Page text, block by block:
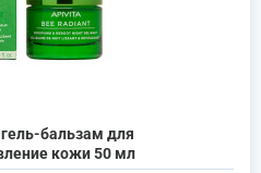
бальзам для
кожи 50 мл